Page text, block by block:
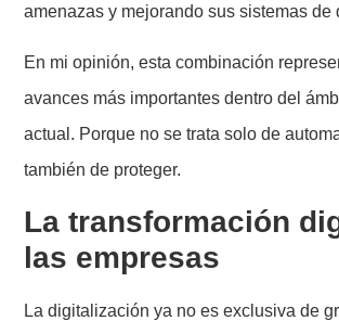
amenazas y mejorando sus sistemas de
En mi opinión, esta combinación
avances más importantes dentro del
actual. Porque no se trata solo de
también de proteger.
La transformación
las empresas
La digitalización ya no es exclusiva de